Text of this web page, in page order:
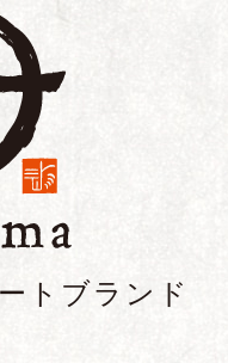
トブランド